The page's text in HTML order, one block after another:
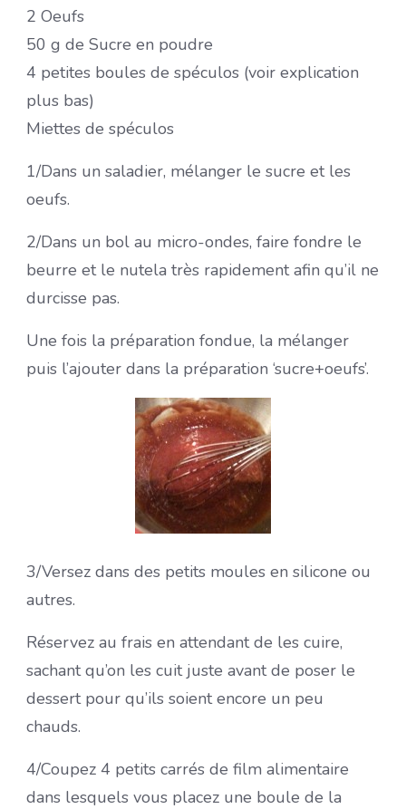
2 Oeufs
50 g de Sucre en poudre
4 petites boules de spéculos (voir explication
plus bas)
Miettes de spéculos
1/Dans un saladier, mélanger le sucre et les
oeufs.
2/Dans un bol au micro-ondes, faire fondre le
beurre et le nutela très rapidement afin qu’il ne
durcisse pas.
Une fois la préparation fondue, la mélanger
puis l’ajouter dans la préparation ‘sucre+oeufs’.
3/Versez dans des petits moules en silicone ou
autres.
Réservez au frais en attendant de les cuire,
sachant qu’on les cuit juste avant de poser le
dessert pour qu’ils soient encore un peu
chauds.
4/Coupez 4 petits carrés de film alimentaire
dans lesquels vous placez une boule de la